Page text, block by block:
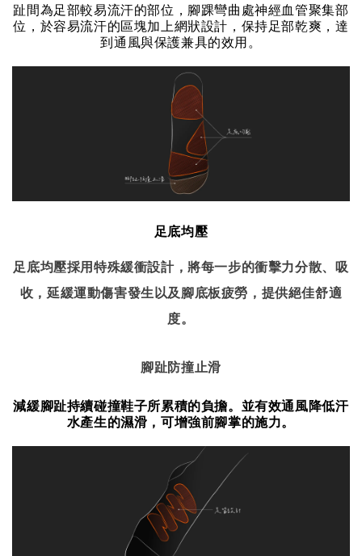
趾間為足部較易流汗的部位，腳踝彎曲處神經血管聚集部
位，於容易流汗的區塊加上網狀設計，保持足部乾爽，達
到通風與保護兼具的效用。
足底均壓
足底均壓採用特殊緩衝設計，將每一步的衝擊力分散、吸
收，延緩運動傷害發生以及腳底板疲勞，提供絕佳舒適
度。
腳趾防撞止滑
減緩腳趾持續碰撞鞋子所累積的負擔。並有效通風降低汗
水產生的濕滑，可增強前腳掌的施力。